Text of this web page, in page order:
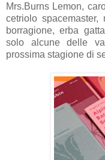
Mrs.Burns Lemon,
cetriolo
borragione, erba
solo alcune delle
prossima stagione di